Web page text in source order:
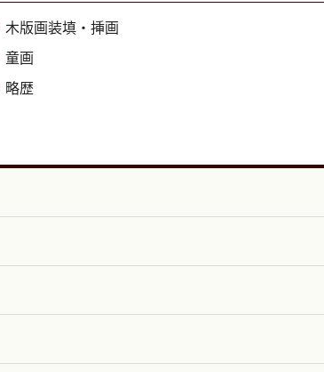
木版画装填・挿画
童画
略歴